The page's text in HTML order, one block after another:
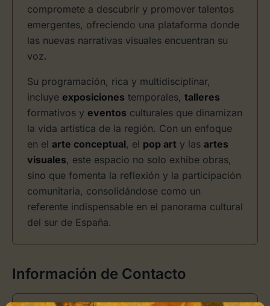
compromete a descubrir y promover talentos
emergentes, ofreciendo una plataforma donde
las nuevas narrativas visuales encuentran su
voz.
Su programación, rica y multidisciplinar,
incluye exposiciones temporales, talleres
formativos y eventos culturales que dinamizan
la vida artística de la región. Con un enfoque
en el arte conceptual, el pop art y las artes
visuales, este espacio no solo exhibe obras,
sino que fomenta la reflexión y la participación
comunitaria, consolidándose como un
referente indispensable en el panorama cultural
del sur de España.
Información de Contacto